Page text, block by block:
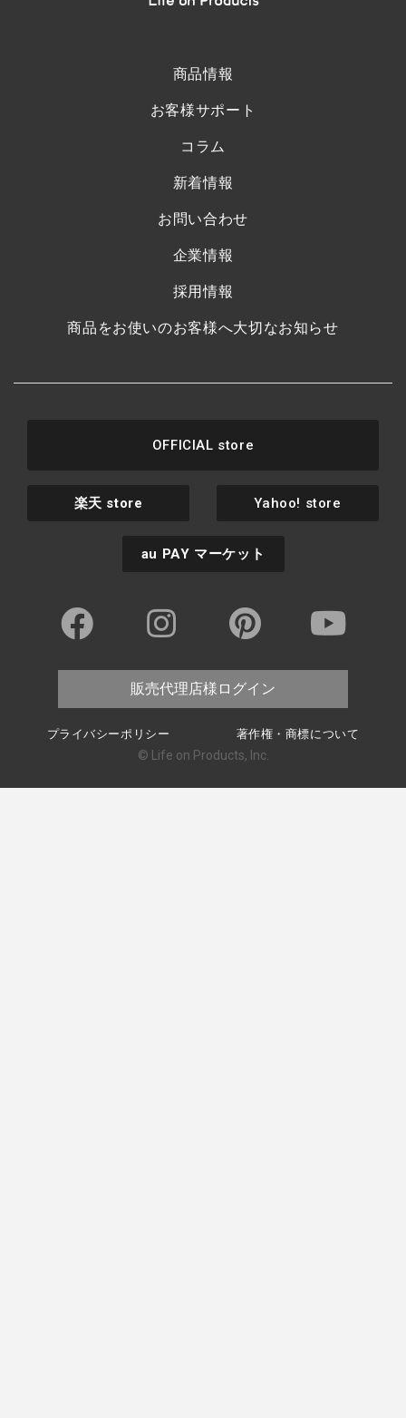
商品情報
お客様サポート
コラム
新着情報
お問い合わせ
企業情報
採用情報
商品をお使いのお客様へ大切なお知らせ
OFFICIAL store
楽天 store Yahoo! store
au PAY マーケット
販売代理店様ログイン
プライバシーポリシー 著作権・商標について
© Life on Products, Inc.